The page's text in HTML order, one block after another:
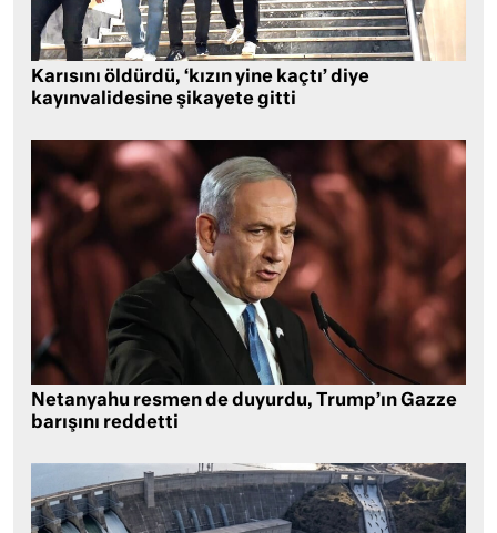
Karısını öldürdü, ‘kızın yine kaçtı’ diye
kayınvalidesine şikayete gitti
Netanyahu resmen de duyurdu, Trump’ın Gazze
barışını reddetti